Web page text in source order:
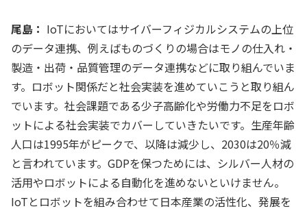
尾島： IoTにおいてはサイバーフィジカルシステムの上位
のデータ連携、例えばものづくりの場合はモノの仕入れ・
製造・出荷・品質管理のデータ連携などに取り組んでいま
す。ロボット関係だと社会実装を進めていこうと取り組ん
でいます。社会課題である少子高齢化や労働力不足をロボ
ットによる社会実装でカバーしていきたいです。生産年齢
人口は1995年がピークで、以降は減少し、2030は20％減
と言われています。GDPを保つためには、シルバー人材の
活用やロボットによる自動化を進めないといけません。
IoTとロボットを組み合わせて日本産業の活性化、発展を